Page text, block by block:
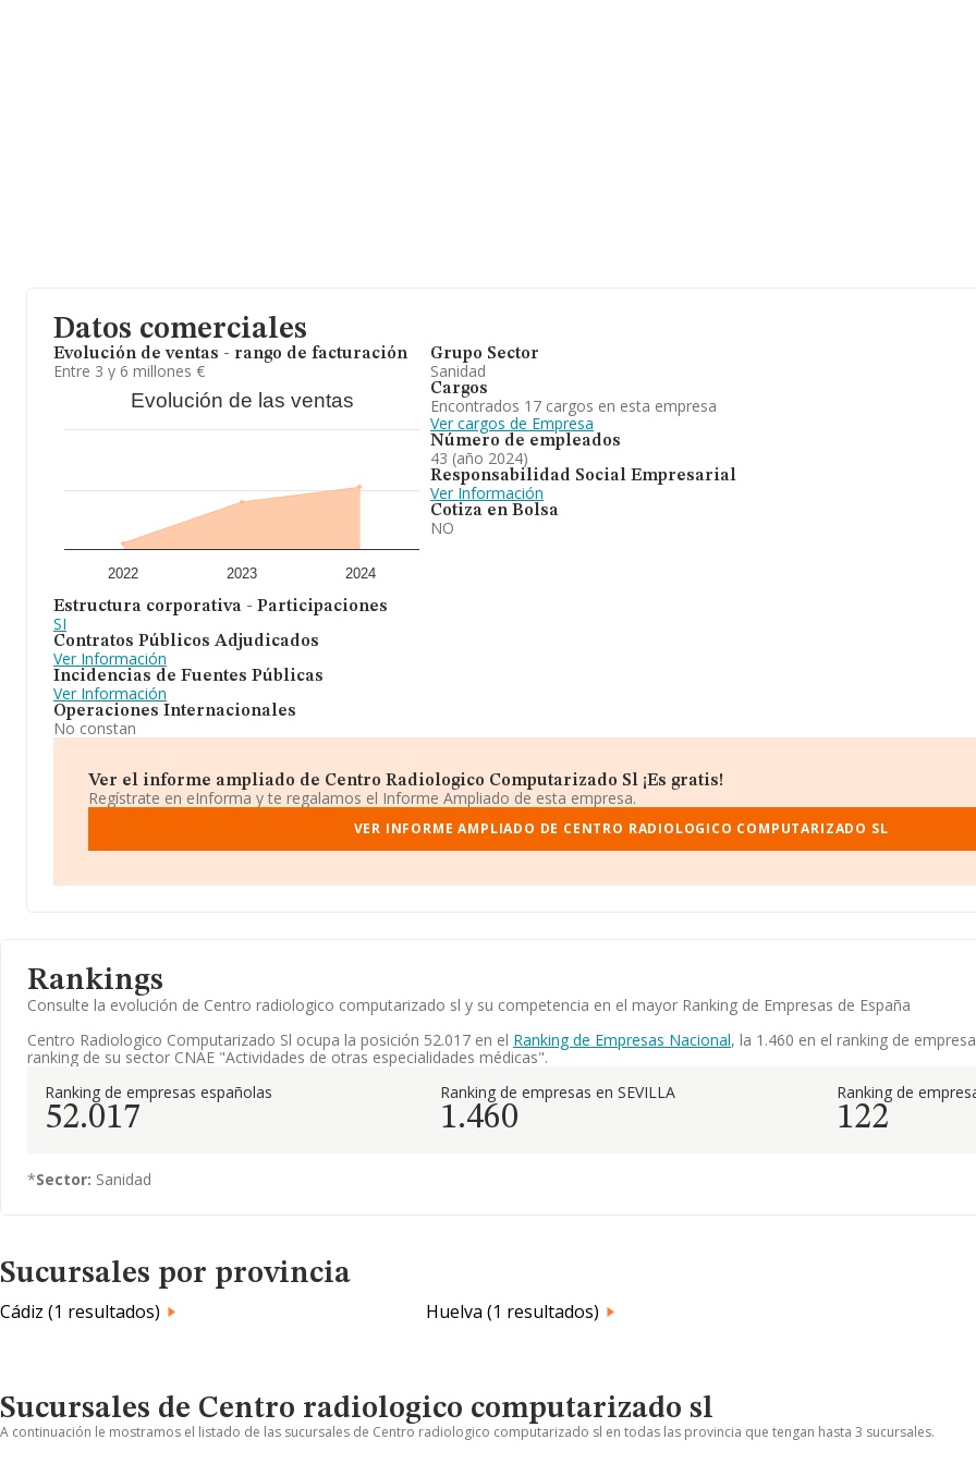
Datos comerciales
Evolución de ventas - rango de facturación
Entre 3 y 6 millones €
Evolución de las ventas
2022 2023 2024
Estructura corporativa - Participaciones
SI
Contratos Públicos Adjudicados
Ver Información
Incidencias de Fuentes Públicas
Ver Información
Operaciones Internacionales
No constan
Grupo Sector
Sanidad
Cargos
Encontrados 17 cargos en esta empresa
Ver cargos de Empresa
Número de empleados
43 (año 2024)
Responsabilidad Social Empresarial
Ver Información
Cotiza en Bolsa
NO
Ver el informe ampliado de Centro Radiologico Computarizado Sl ¡Es gratis!
Regístrate en eInforma y te regalamos el Informe Ampliado de esta empresa.
VER INFORME AMPLIADO DE CENTRO RADIOLOGICO COMPUTARIZADO SL
Rankings
Consulte la evolución de Centro radiologico computarizado sl y su competencia en el mayor Ranking de Empresas de España
Centro Radiologico Computarizado Sl ocupa la posición 52.017 en el Ranking de Empresas Nacional, la 1.460 en el ranking de
ranking de su sector CNAE "Actividades de otras especialidades médicas".
Ranking de empresas españolas
52.017
Ranking de empresas en SEVILLA
1.460
Ranking de
122
*Sector: Sanidad
Sucursales por provincia
Cádiz (1 resultados) Huelva (1 resultados)
Sucursales de Centro radiologico computarizado sl
A continuación le mostramos el listado de las sucursales de Centro radiologico computarizado sl en todas las provincia que tengan hasta 3 sucursales.